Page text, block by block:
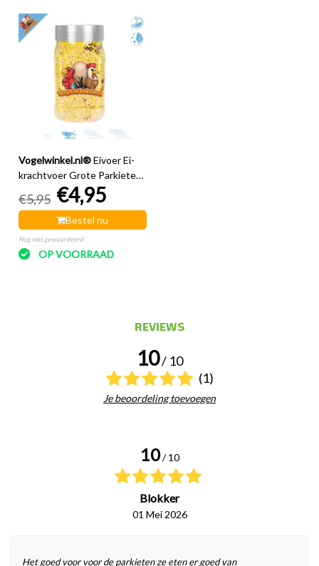
Vogelwinkel.nl® Eivoer Ei-
krachtvoer Grote Parkieten
240 gram
€5,95 €4,95
Bestel nu
Nog niet gewaardeerd
OP VOORRAAD
REVIEWS
10/ 10
(1)
Je beoordeling toevoegen
10 / 10
Blokker
01 Mei 2026
Het goed voor voor de parkieten ze eten er goed van